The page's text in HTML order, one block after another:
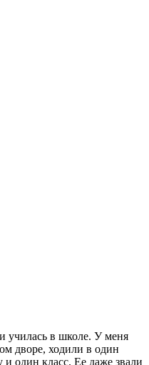
училась в школе. У меня
дворе, ходили в один
один класс. Ее даже звали